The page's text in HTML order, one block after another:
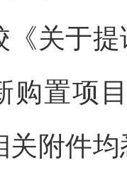
于提
购置项
关附件